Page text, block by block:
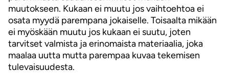
muutokseen. Kukaan ei muutu jos vaihtoehtoa ei
osata myydä parempana jokaiselle. Toisaalta mikään
ei myöskään muutu jos kukaan ei suutu, joten
tarvitset valmista ja erinomaista materiaalia, joka
maalaa uutta mutta parempaa kuvaa tekemisen
tulevaisuudesta.